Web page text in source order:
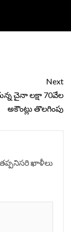
Next
చైనా లక్షా 70వేల
అకౌంట్లు తొలగింపు
ఖాళీలు